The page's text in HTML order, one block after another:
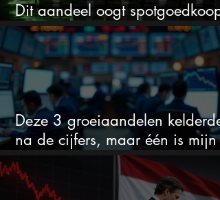
Dit aandeel oogt spotgoedkoop
voor hoeveel het kan stijgen
Deze 3 groeiaandelen
na de cijfers, maar één is mijn
duidelijke favoriet